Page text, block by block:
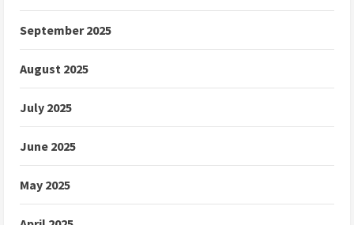
September 2025
August 2025
July 2025
June 2025
May 2025